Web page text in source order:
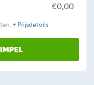
€0,00
+ Prijsdetails